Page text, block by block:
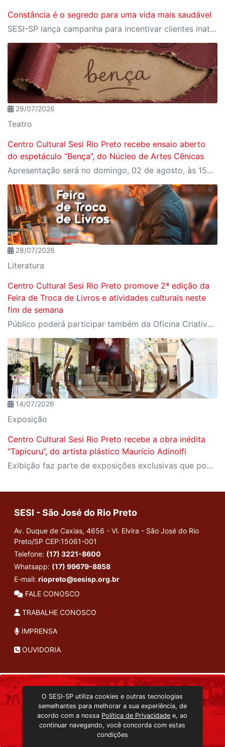
Constância é o segredo para uma vida mais saudável
SESI-SP lança campanha para incentivar clientes inativos a retomarem a prática de atividades físicas, esporte e lazer com benefícios exclusivos
29/07/2026
Teatro
Centro Cultural Sesi Rio Preto recebe ensaio aberto
do espetáculo “Bença”, do Núcleo de Artes Cênicas
Apresentação será no domingo, 02 de agosto, às 15h. Os ingressos são gratuitos e disponíveis no site Meu Sesi
28/07/2026
Literatura
Centro Cultural Sesi Rio Preto promove 2ª edição da
Feira de Troca de Livros e atividades culturais neste
fim de semana
Público poderá participar também da Oficina Criativa de Microcontos e prestigiar a exposição “Tapicuru”
14/07/2026
Exposição
Centro Cultural Sesi Rio Preto recebe a obra inédita
“Tapicuru”, do artista plástico Maurício Adinolfi
Exibição faz parte de exposições exclusivas que poderão ser vistas nos Centros Culturais do SESI-SP em Sorocaba, Itapetininga, Campinas, São José dos Campos, Ribeirão Preto e São José do Rio Preto
SESI - São José do Rio Preto
Av. Duque de Caxias, 4656 - Vl. Elvira - São José do Rio
Preto/SP CEP:15061-001
Telefone: (17) 3221-8600
Whatsapp: (17) 99679-8858
E-mail: riopreto@sesisp.org.br
FALE CONOSCO
TRABALHE CONOSCO
IMPRENSA
OUVIDORIA
TRANSMISSÃO ON-LINE
EDITORA SESI-SP
CONSULTA AO ACERVO
O SESI-SP utiliza cookies e outras tecnologias
semelhantes para melhorar a sua experiência, de
acordo com a nossa Política de Privacidade e, ao
continuar navegando, você concorda com estas
condições